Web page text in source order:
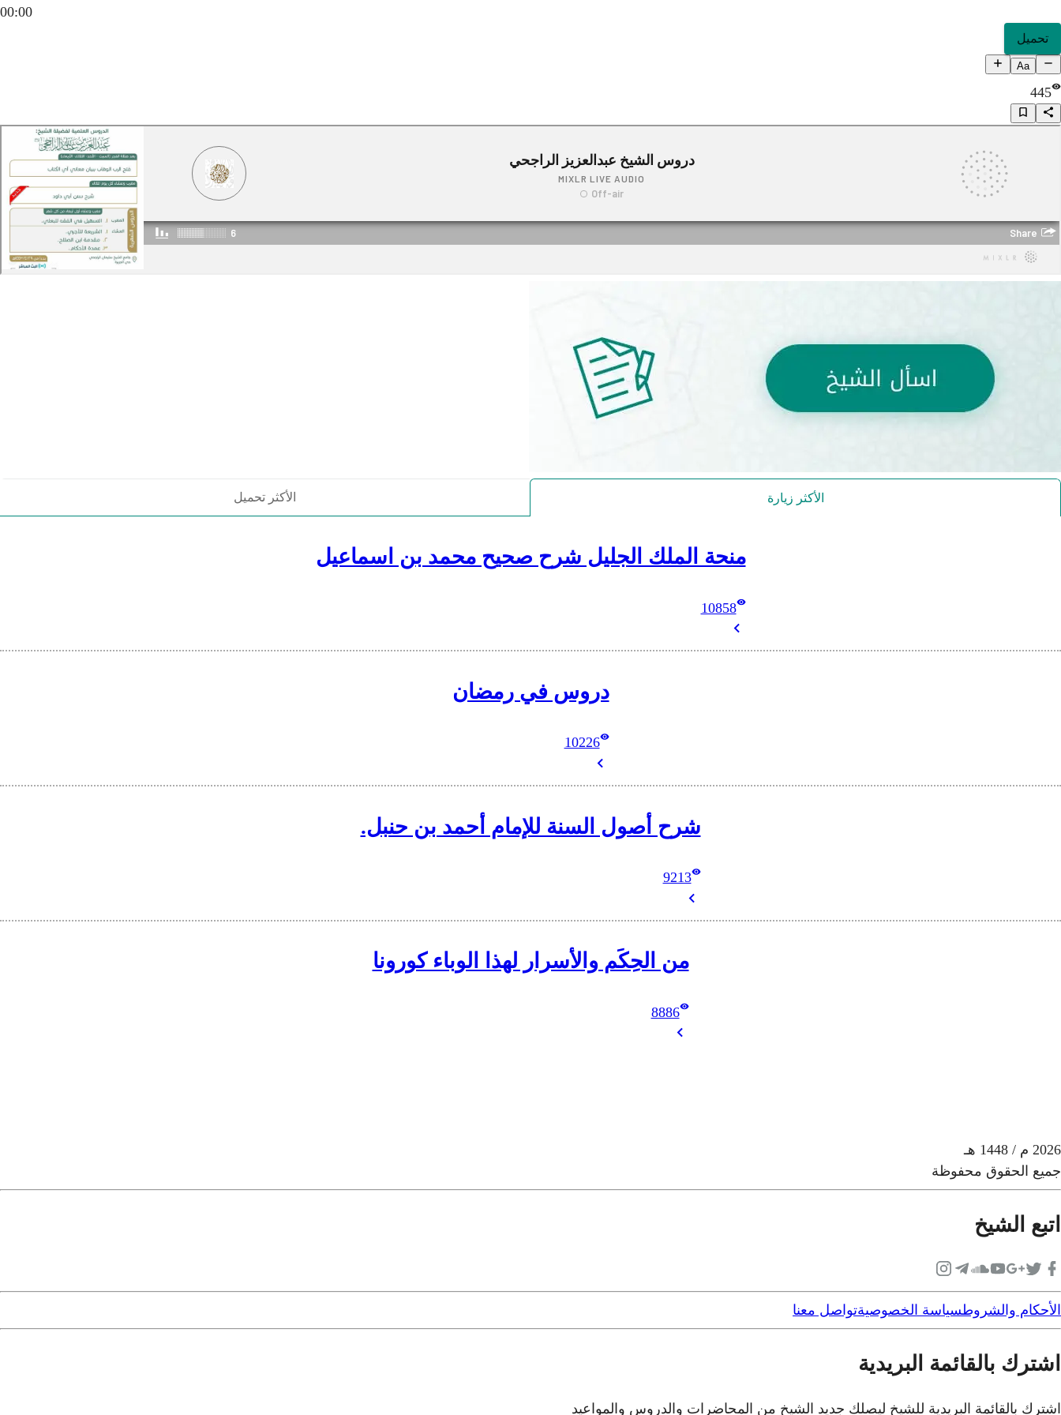
00:00
تحميل
Aa
445
الأكثر زيارة الأكثر تحميل
منحة الملك الجليل شرح صحيح محمد بن اسماعيل
10858
دروس في رمضان
10226
شرح أصول السنة للإمام أحمد بن حنبل.
9213
من الحِكَم والأسرار لهذا الوباء كورونا
8886
2026 م / 1448 هـ
جميع الحقوق محفوظة
اتبع الشيخ
الأحكام والشروطسياسة الخصوصيةتواصل معنا
اشترك بالقائمة البريدية
اشترك بالقائمة البريدية للشيخ ليصلك جديد الشيخ من المحاضرات والدروس والمواعيد